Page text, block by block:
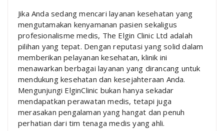
Jika Anda sedang mencari layanan kesehatan yang
mengutamakan kenyamanan pasien sekaligus
profesionalisme medis, The Elgin Clinic Ltd adalah
pilihan yang tepat. Dengan reputasi yang solid dalam
memberikan pelayanan kesehatan, klinik ini
menawarkan berbagai layanan yang dirancang untuk
mendukung kesehatan dan kesejahteraan Anda.
Mengunjungi ElginClinic bukan hanya sekadar
mendapatkan perawatan medis, tetapi juga
merasakan pengalaman yang hangat dan penuh
perhatian dari tim tenaga medis yang ahli.